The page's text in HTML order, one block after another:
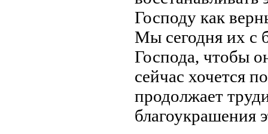
Господу как
Мы сегодня их с
Господа, чтобы
сейчас хочется
продолжает
благоукрашения